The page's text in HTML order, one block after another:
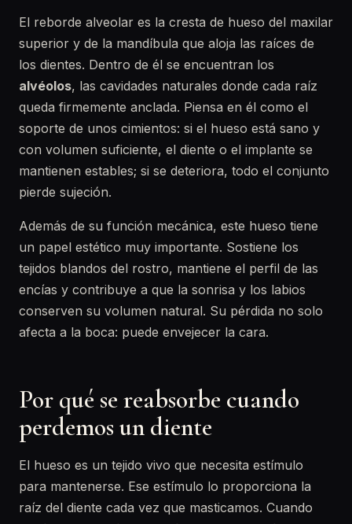
El reborde alveolar es la cresta de hueso del maxilar
superior y de la mandíbula que aloja las raíces de
los dientes. Dentro de él se encuentran los
alvéolos, las cavidades naturales donde cada raíz
queda firmemente anclada. Piensa en él como el
soporte de unos cimientos: si el hueso está sano y
con volumen suficiente, el diente o el implante se
mantienen estables; si se deteriora, todo el conjunto
pierde sujeción.
Además de su función mecánica, este hueso tiene
un papel estético muy importante. Sostiene los
tejidos blandos del rostro, mantiene el perfil de las
encías y contribuye a que la sonrisa y los labios
conserven su volumen natural. Su pérdida no solo
afecta a la boca: puede envejecer la cara.
Por qué se reabsorbe cuando
perdemos un diente
El hueso es un tejido vivo que necesita estímulo
para mantenerse. Ese estímulo lo proporciona la
raíz del diente cada vez que masticamos. Cuando